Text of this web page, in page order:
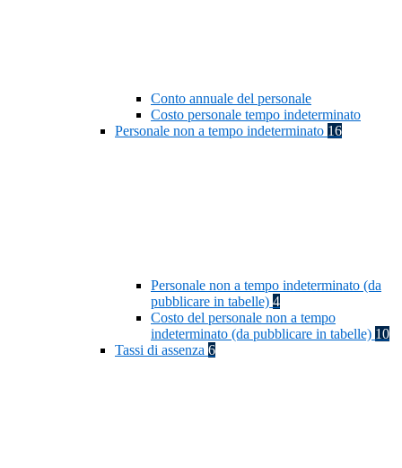
Conto annuale del personale
Costo personale tempo indeterminato
Personale non a tempo indeterminato 16
Personale non a tempo indeterminato (da
pubblicare in tabelle) 4
Costo del personale non a tempo
indeterminato (da pubblicare in tabelle) 10
Tassi di assenza 6